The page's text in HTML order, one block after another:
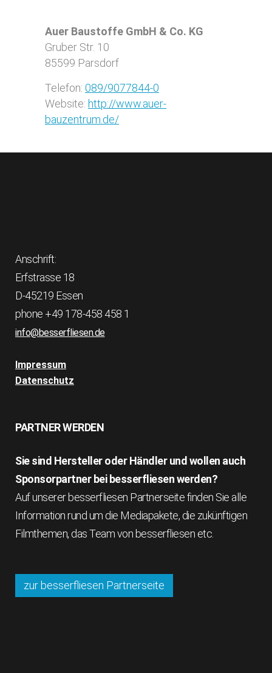
Auer Baustoffe GmbH & Co. KG
Gruber Str. 10
85599 Parsdorf
Telefon: 089/9077844-0
Website: http://www.auer-
bauzentrum.de/
Anschrift:
Erfstrasse 18
D-45219 Essen
phone +49 178-458 458 1
info@besserfliesen.de
Impressum
Datenschutz
PARTNER WERDEN
Sie sind Hersteller oder Händler und wollen auch
Sponsorpartner bei besserfliesen werden?
Auf unserer besserfliesen Partnerseite finden Sie alle
Information rund um die Mediapakete, die zukünftigen
Filmthemen, das Team von besserfliesen etc.
zur besserfliesen Partnerseite